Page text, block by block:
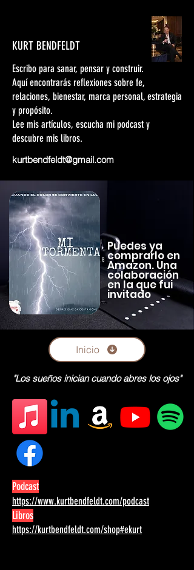
KURT BENDFELDT
Escribo para sanar, pensar y construir.
Aquí encontrarás reflexiones sobre fe,
relaciones, bienestar, marca personal, estrategia
y propósito.
Lee mis artículos, escucha mi podcast y
descubre mis libros.
kurtbendfeldt@gmail.com
Puedes ya
comprarlo en
Amazon. Una
colaboración
en la que fui
invitado
Inicio
"Los sueños inician cuando abres los ojos"
Podcast
https://www.kurtbendfeldt.com/podcast
Libros
https://kurtbendfeldt.com/shop#ekurt